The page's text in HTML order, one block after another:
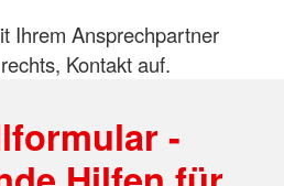
Ihrem Ansprechpartner
Kontakt auf.
-